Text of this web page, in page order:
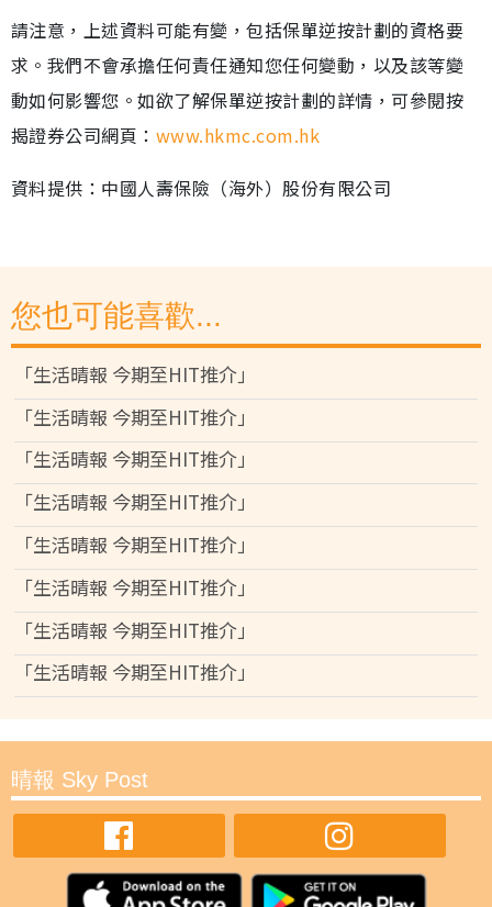
請注意，上述資料可能有變，包括保單逆按計劃的資格要
求。我們不會承擔任何責任通知您任何變動，以及該等變
動如何影響您。如欲了解保單逆按計劃的詳情，可參閱按
揭證券公司網頁： www.hkmc.com.hk
資料提供：中國人壽保險（海外）股份有限公司
您也可能喜歡...
「生活晴報 今期至HIT推介」
「生活晴報 今期至HIT推介」
「生活晴報 今期至HIT推介」
「生活晴報 今期至HIT推介」
「生活晴報 今期至HIT推介」
「生活晴報 今期至HIT推介」
「生活晴報 今期至HIT推介」
「生活晴報 今期至HIT推介」
晴報 Sky Post